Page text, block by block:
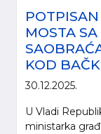
MOSTA
KOD
30.12.2025.
U Vladi
ministarka